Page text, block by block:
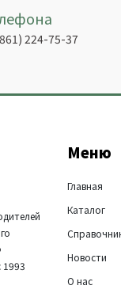
224-75-37
1993
Меню
Главная
Каталог
Новости
О нас